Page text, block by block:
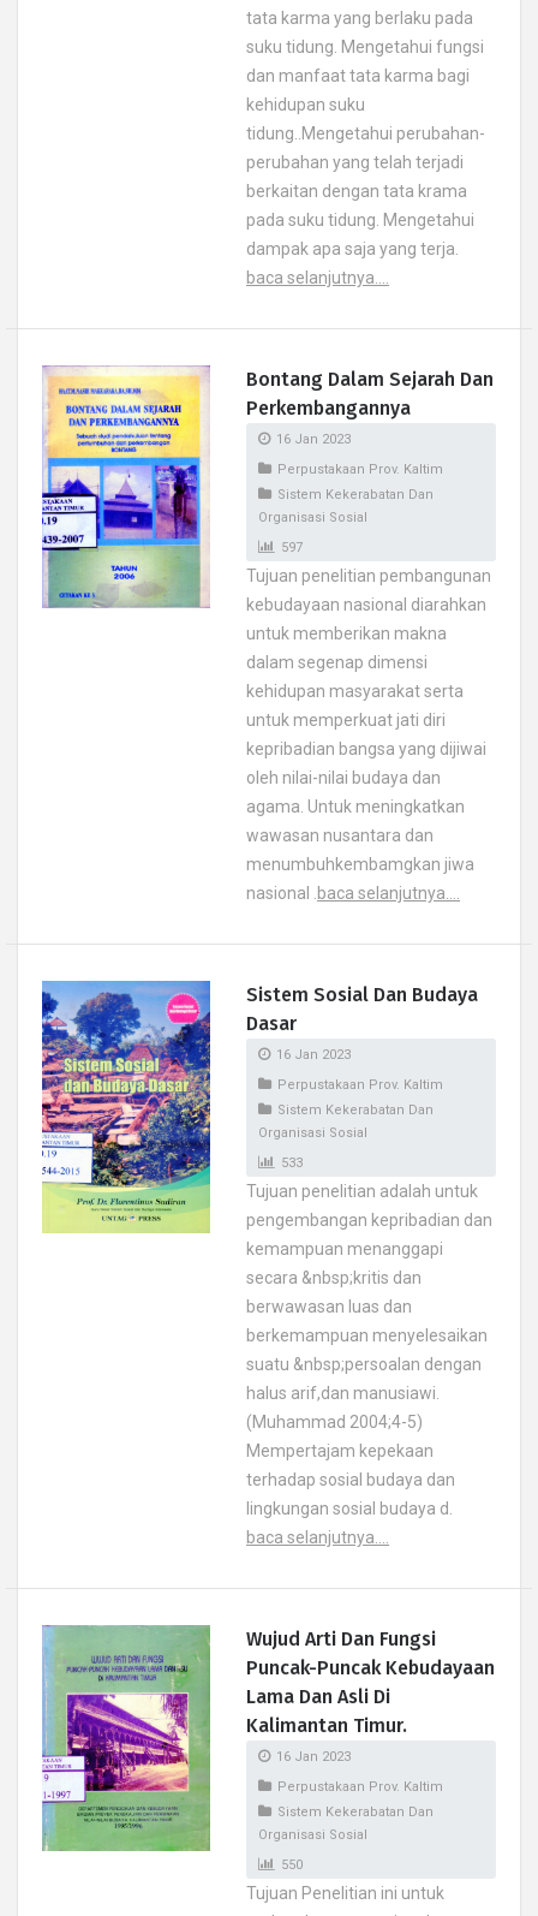
tata karma yang berlaku pada
suku tidung. Mengetahui fungsi
dan manfaat tata karma bagi
kehidupan suku
tidung..Mengetahui perubahan-
perubahan yang telah terjadi
berkaitan dengan tata krama
pada suku tidung. Mengetahui
dampak apa saja yang terja.
baca selanjutnya....
Bontang Dalam Sejarah Dan
Perkembangannya
16 Jan 2023
Perpustakaan Prov. Kaltim
Sistem Kekerabatan Dan
Organisasi Sosial
597
Tujuan penelitian pembangunan
kebudayaan nasional diarahkan
untuk memberikan makna
dalam segenap dimensi
kehidupan masyarakat serta
untuk memperkuat jati diri
kepribadian bangsa yang dijiwai
oleh nilai-nilai budaya dan
agama. Untuk meningkatkan
wawasan nusantara dan
menumbuhkembamgkan jiwa
nasional .
baca selanjutnya....
Sistem Sosial Dan Budaya
Dasar
16 Jan 2023
Perpustakaan Prov. Kaltim
Sistem Kekerabatan Dan
Organisasi Sosial
533
Tujuan penelitian adalah untuk
pengembangan kepribadian dan
kemampuan menanggapi
secara &nbsp;kritis dan
berwawasan luas dan
berkemampuan menyelesaikan
suatu &nbsp;persoalan dengan
halus arif,dan manusiawi.
(Muhammad 2004;4-5)
Mempertajam kepekaan
terhadap sosial budaya dan
lingkungan sosial budaya d.
baca selanjutnya....
Wujud Arti Dan Fungsi
Puncak-Puncak Kebudayaan
Lama Dan Asli Di
Kalimantan Timur.
16 Jan 2023
Perpustakaan Prov. Kaltim
Sistem Kekerabatan Dan
Organisasi Sosial
550
Tujuan Penelitian ini untuk